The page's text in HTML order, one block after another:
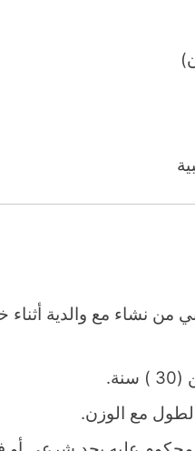
من نشاء مع والدية